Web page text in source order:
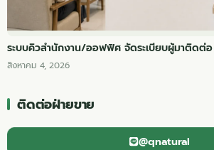
ระบบคิวสำนักงาน/ออฟฟิศ จัดระเบียบผู้มาติดต่
สิงหาคม 4, 2026
ติดต่อฝ่ายขาย
@qnatural